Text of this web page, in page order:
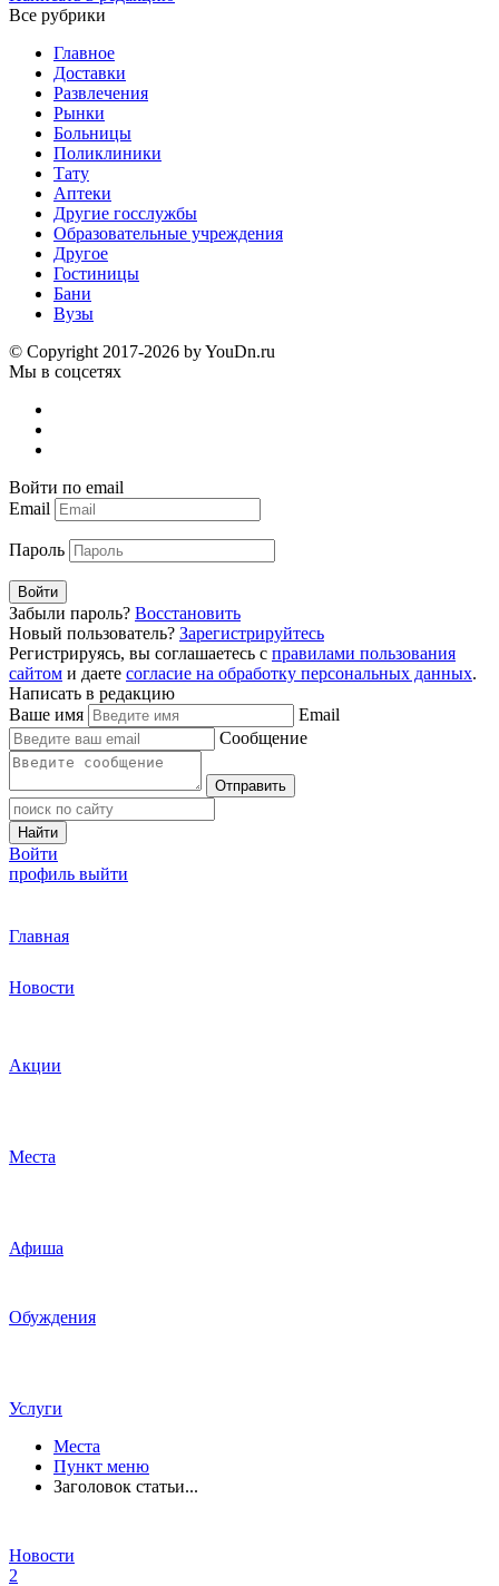
Все рубрики
Главное
Доставки
Развлечения
Рынки
Больницы
Поликлиники
Тату
Аптеки
Другие госслужбы
Образовательные учреждения
Другое
Гостиницы
Бани
Вузы
© Copyright 2017-2026 by YouDn.ru
Мы в соцсетях
Войти по email
Email
Пароль
Войти
Забыли пароль? Восстановить
Новый пользователь? Зарегистрируйтесь
Регистрируясь, вы соглашаетесь с правилами пользования
сайтом и даете согласие на обработку персональных данных.
Написать в редакцию
Ваше имя
Email
Сообщение
Отправить
Найти
Войти
профиль выйти
Главная
Новости
Акции
Места
Афиша
Обуждения
Услуги
Места
Пункт меню
Заголовок статьи...
Новости
2